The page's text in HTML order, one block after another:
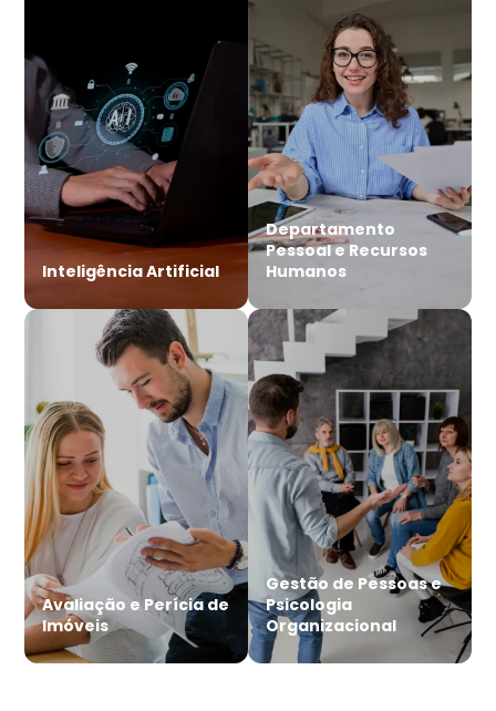
Inteligência Artificial
Departamento
Pessoal e Recursos
Humanos
Avaliação e Perícia de
Imóveis
Gestão de Pessoas e
Psicologia
Organizacional